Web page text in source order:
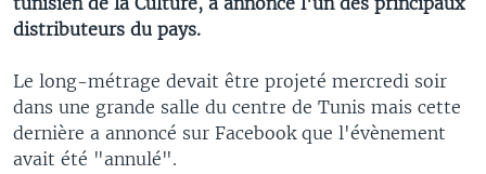
distributeurs du pays.
Le long-métrage devait être projeté mercredi soir
dans une grande salle du centre de Tunis mais cette
dernière a annoncé sur Facebook que l'évènement
avait été "annulé".